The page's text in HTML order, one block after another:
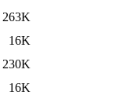
263K
16K
230K
16K